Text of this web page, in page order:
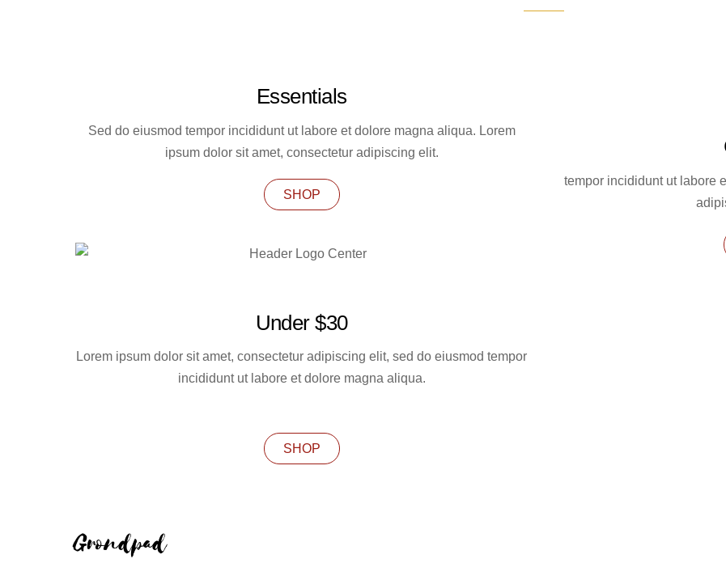
Essentials
Sed do eiusmod tempor incididunt ut labore et dolore magna aliqua. Lorem
ipsum dolor sit amet, consectetur adipiscing elit.
SHOP
Under $30
Lorem ipsum dolor sit amet, consectetur adipiscing elit, sed do eiusmod tempor
incididunt ut labore et dolore magna aliqua.
SHOP
tempor incididunt ut labore
Grondpad